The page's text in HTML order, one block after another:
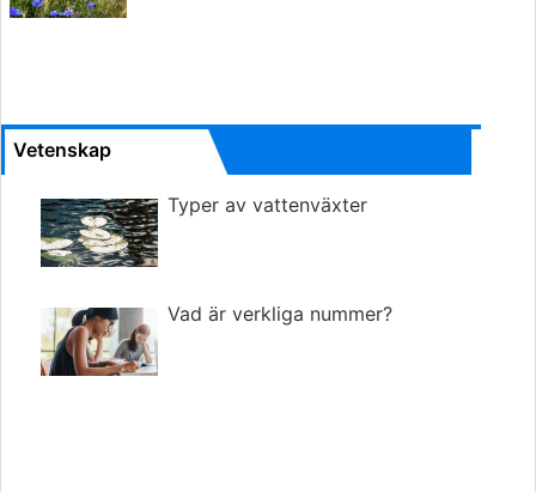
Vetenskap
Typer av vattenväxter
Vad är verkliga nummer?